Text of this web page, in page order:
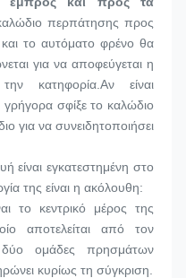
περπάτησης προς
το αυτόματο φρένο θα
για να αποφεύγεται η
κατηφορία.Αν είναι
σφίξε το καλώδιο
για να συνειδητοποιήσει
είναι εγκατεστημένη στο
της είναι η ακόλουθη:
το κεντρικό μέρος της
αποτελείται από τον
δύο ομάδες πρησμάτων
κυρίως τη σύγκριση.